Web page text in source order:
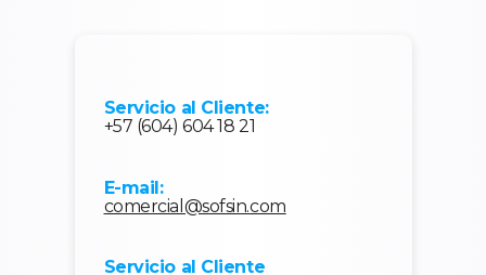
Servicio al Cliente:
+57 (604) 604 18 21
E-mail:
comercial@sofsin.com
Servicio al Cliente